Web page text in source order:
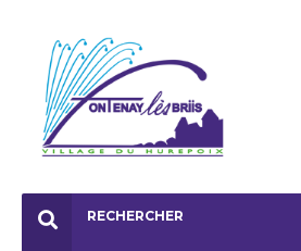
RECHERCHER